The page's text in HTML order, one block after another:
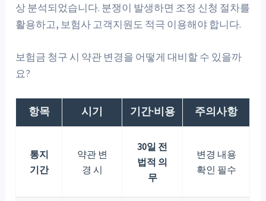
상 분석되었습니다. 분쟁이 발생하면 조정 신청 절차를
활용하고, 보험사 고객지원도 적극 이용해야 합니다.
보험금 청구 시 약관 변경을 어떻게 대비할 수 있을까
요?
항목 시기 기간·비용 주의사항
통지
기간
약관 변
경 시
30일 전
법적 의
무
변경 내용
확인 필수